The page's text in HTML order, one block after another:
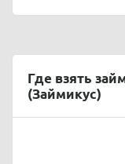
Где взять
(Займикус)